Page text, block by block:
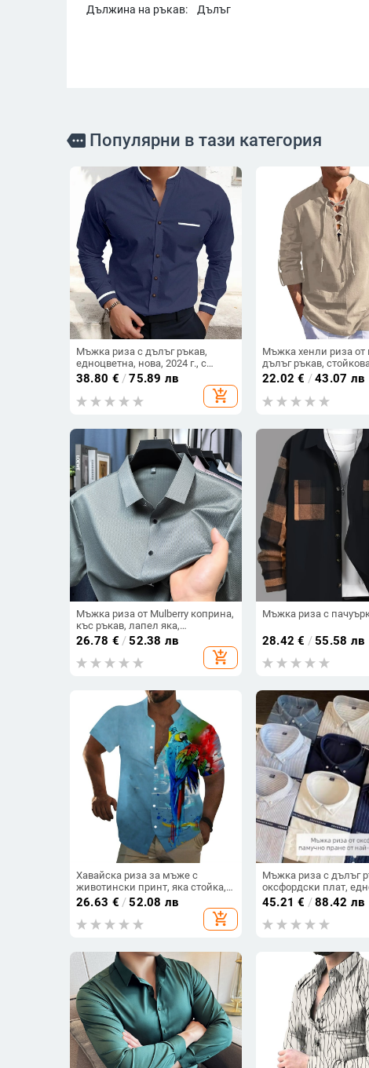
Дължина на ръкав:
Дълъг
more Популярни в тази категория
Мъжка риза с дълъг ръкав,
едноцветна, нова, 2024 г., с
джобен дизайн и райета,
красива, ежедневна, MB12
38.80 € /75.89 лв
add_shopping_cart
Мъжка хенли риза от
дълъг ръкав,
стил за плаж
22.02 € /43.07 лв
Мъжка риза от Mulberry коприна,
къс ръкав, лапел яка,
едноцветна, свободна кройка
26.78 € /52.38 лв
add_shopping_cart
Мъжка риза с
28.42 € /55.58 лв
Хавайска риза за мъже с
животински принт, яка стойка,
къс ръкав, свободна кройка,
цифров печат, 96% полиестер
26.63 € /52.08 лв
add_shopping_cart
Мъжка риза с дълъг
оксфордски плат,
раирана шарка,
45.21 € /88.42 лв